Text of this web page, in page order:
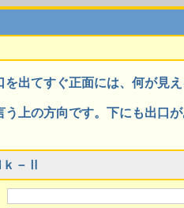
を出てすぐ正面には、何が見え
上の方向です。下にも出口
－Ⅱ